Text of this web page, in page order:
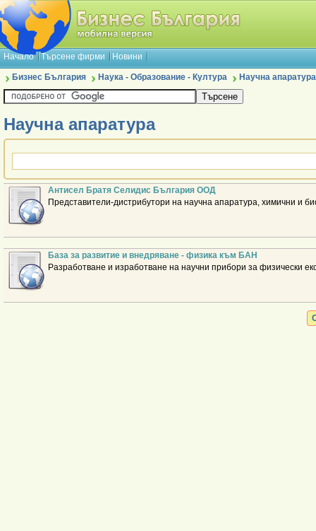
Начало Търсене фирми Новини
Бизнес България Наука - Образование - Култура Научна апаратура
Научна апаратура
Антисел Братя Селидис България ООД
Представители-дистрибутори на научна апаратура, химични и
База за развитие и внедряване - физика към БАН
Разработване и изработване на научни прибори за физически